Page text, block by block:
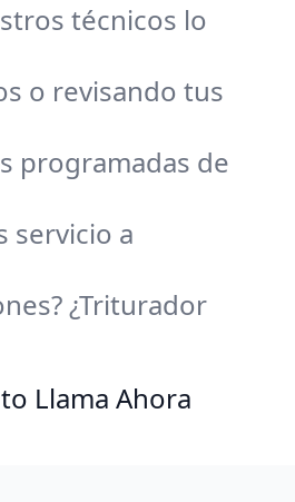
técnicos lo
o revisando tus
programadas de
servicio a
¿Triturador
Llama Ahora